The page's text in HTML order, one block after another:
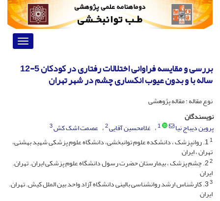
Toggle
بررسی و مقایسه فراوانی اختلالات رفتاری در کودکان 5-12
ساله با و بدون عیوب انکساری چشم در شهر تهران
نوع مقاله : مقاله پژوهشی
نویسندگان
پروین دیباج نیا
1 غلامحسین آقایی2 عصمت اشک کش3
1 1. روانپزشک ، دانشکده علوم توانبخشی، دانشگاه علوم پزشکی شهید بهشتی،
تهران ، ایران
2 2. چشم پزشک ، بیمارستان حضرت رسول دانشگاه علوم پزشکی ایران. تهران.
ایران
3 3. کارشناس ارشد روانشناسی بالینی دانشگاه آزاد واحد بین الملل کیش. تهران.
ایران